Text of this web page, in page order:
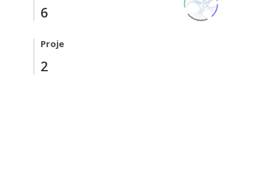
6
Proje
2